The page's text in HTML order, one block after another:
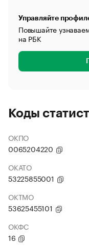
Управляйте
Повышайте
на РБК
Коды
ОКПО
0065204220
ОКАТО
53225855001
ОКТМО
53625455101
ОКФС
16